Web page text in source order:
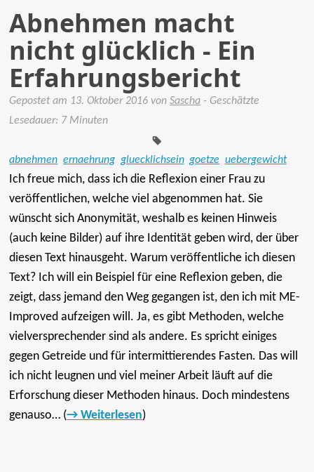
Abnehmen macht
nicht glücklich - Ein
Erfahrungsbericht
Gepostet am 13. Oktober 2016vonSascha - Geschätzte
Lesedauer: 7 MinutenTags:
abnehmen ernaehrung gluecklichsein goetze uebergewicht
Ich freue mich, dass ich die Reflexion einer Frau zu
veröffentlichen, welche viel abgenommen hat. Sie
wünscht sich Anonymität, weshalb es keinen Hinweis
(auch keine Bilder) auf ihre Identität geben wird, der über
diesen Text hinausgeht. Warum veröffentliche ich diesen
Text? Ich will ein Beispiel für eine Reflexion geben, die
zeigt, dass jemand den Weg gegangen ist, den ich mit ME-
Improved aufzeigen will. Ja, es gibt Methoden, welche
vielversprechender sind als andere. Es spricht einiges
gegen Getreide und für intermittierendes Fasten. Das will
ich nicht leugnen und viel meiner Arbeit läuft auf die
Erforschung dieser Methoden hinaus. Doch mindestens
genauso… (
Weiterlesen)